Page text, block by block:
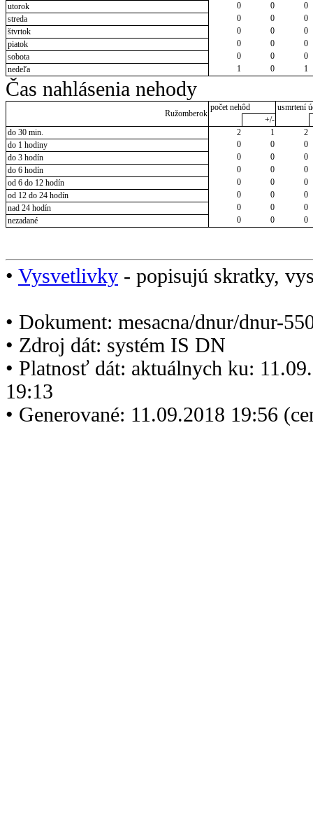
utorok
0 0
0
streda
0 0
0
štvrtok
0 0
0
piatok
0 0
0
sobota
0 0
0
nedeľa
1 0 1
Čas nahlásenia nehody
Ružomberok
počet nehôd
usmrtení
+/-
do 30 min.
2 1
2
do 1 hodiny
0 0
0
do 3 hodín
0 0
0
do 6 hodín
0 0
0
od 6 do 12 hodín
0 0
0
od 12 do 24 hodín
0 0
0
nad 24 hodín
0 0
0
nezadané
0 0 0
• Vysvetlivky - popisujú skratky,
• Dokument: mesacna/dnur/dnur-
• Zdroj dát: systém IS DN
• Platnosť dát: aktuálnych ku:
19:13
• Generované: 11.09.2018 19:56